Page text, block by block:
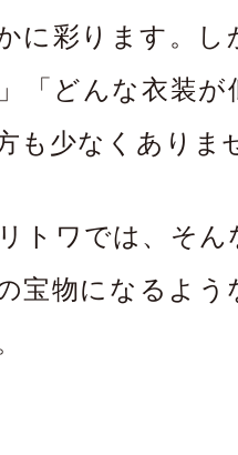
に彩ります。し
「どんな衣装が
も少なくありま
トワでは、そ
宝物になるよう